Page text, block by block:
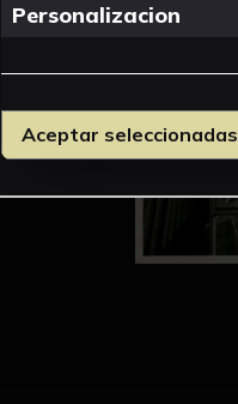
Personalizacion
Aceptar seleccionadas